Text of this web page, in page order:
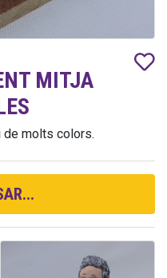
MITJA
de molts colors.